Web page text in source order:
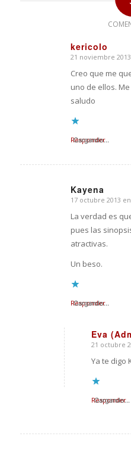
kericolo
Dice:
21 noviembre
Creo que me
uno de ellos.
saludo
Cargando...
Responder
Kayena
Dice:
17 octubre 2013
La verdad es
pues las
atractivas.
Un beso.
Cargando...
Responder
Eva
Dice:
21 octubre
Ya te digo
Cargando...
Responder